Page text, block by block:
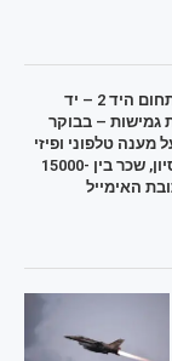
דרושים דרושות לעבודה בשירות לקוחות קל ונוח, בתחום היד 2 – יד
גמישות – בבוקר
טלפוני ופיזי
ללקוחות המעוניינים לקחת מוצרי יד 2, לא נדרש ניסיון, שכר בין 15000-
האימייל